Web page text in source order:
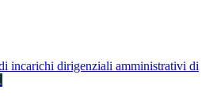
incarichi dirigenziali amministrativi di